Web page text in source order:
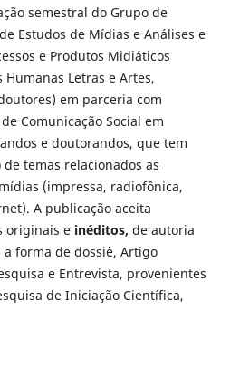
semestral do Grupo de
Estudos de Mídias e Análises e
e Produtos Midiáticos
Humanas Letras e Artes,
em parceria com
Comunicação Social em
e doutorandos, que tem
temas relacionados as
(impressa, radiofônica,
A publicação aceita
originais e inéditos, de autoria
forma de dossiê, Artigo
e Entrevista, provenientes
de Iniciação Científica,